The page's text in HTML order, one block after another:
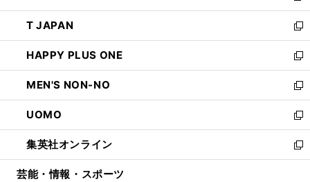
開
く
ウ
で
開
く
ン
ド
ウ
で
開
く
ウ
ィ
ン
ド
ウ
で
開
く
し
い
ウ
ィ
ン
ド
ウ
で
開
く
T JAPAN
新
し
い
ウ
ィ
ン
ド
ウ
で
開
HAPPY PLUS ONE
新
し
い
ウ
ィ
ン
ド
ウ
MEN'S NON-NO
新
し
い
ウ
ィ
ン
UOMO
新
し
い
ウ
集英社オンライン
新
し
芸能・情報・スポーツ